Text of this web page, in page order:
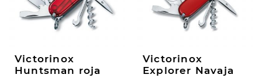
Victorinox
Huntsman roja
Victorinox
Explorer Navaja